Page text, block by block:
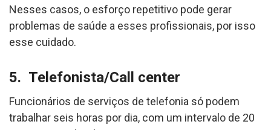
Nesses casos, o esforço repetitivo pode gerar
problemas de saúde a esses profissionais, por isso
esse cuidado.
5. Telefonista/Call center
Funcionários de serviços de telefonia só podem
trabalhar seis horas por dia, com um intervalo de 20